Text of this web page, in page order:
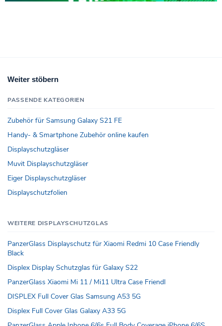
Weiter stöbern
PASSENDE KATEGORIEN
Zubehör für Samsung Galaxy S21 FE
Handy- & Smartphone Zubehör online kaufen
Displayschutzgläser
Muvit Displayschutzgläser
Eiger Displayschutzgläser
Displayschutzfolien
WEITERE DISPLAYSCHUTZGLAS
PanzerGlass Displayschutz für Xiaomi Redmi 10 Case Friendly
Black
Displex Display Schutzglas für Galaxy S22
PanzerGlass Xiaomi Mi 11 / Mi11 Ultra Case Friendl
DISPLEX Full Cover Glas Samsung A53 5G
Displex Full Cover Glas Galaxy A33 5G